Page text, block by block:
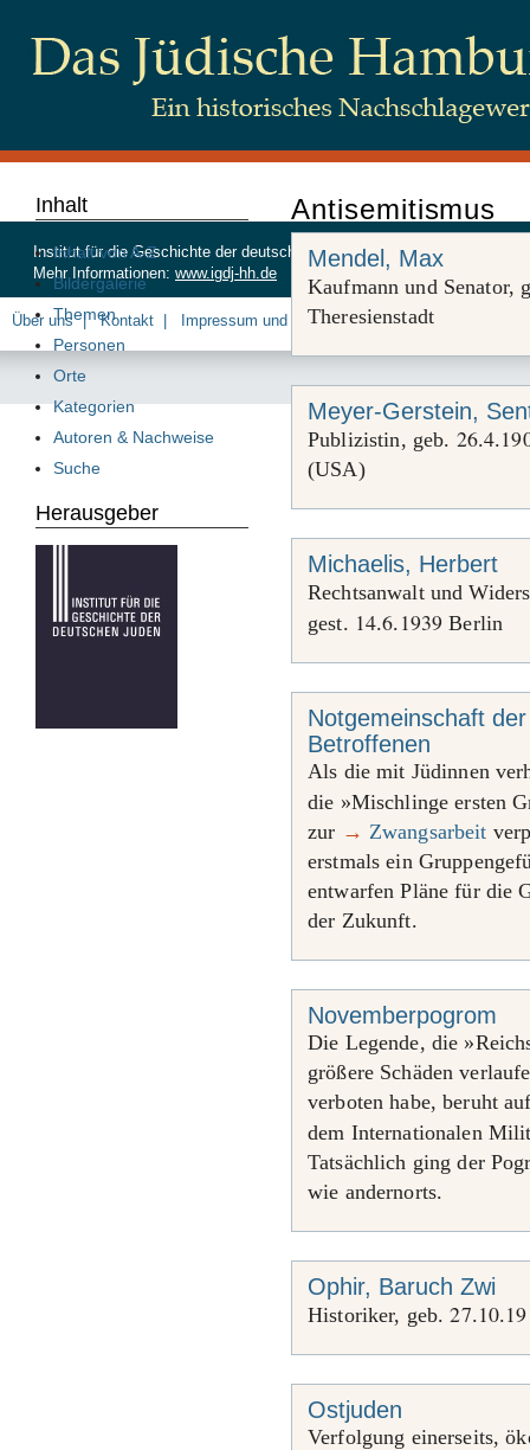
Antisemitismus
Mendel, Max
Kaufmann und Senator,
Theresienstadt
Meyer-Gerstein,
Publizistin, geb. 26.4.
(USA)
Michaelis, Herbert
Rechtsanwalt und
gest. 14.6. 1939 Berlin
Notgemeinschaft
Betroffenen
Als die mit Jüdinnen
die »Mischlinge ersten
zur → Zwangsarbeit
erstmals ein
entwarfen Pläne für die
der Zukunft.
Novemberpogrom
Die Legende, die
größere Schäden
verboten habe, beruht
dem Internationalen
Tatsächlich ging der
wie andernorts.
Ophir, Baruch Zwi
Historiker, geb.27.10.
Ostjuden
Verfolgung einerseits,
Inhalt
Inhalt von A-Z
Bildergalerie
Themen
Personen
Orte
Kategorien
Autoren & Nachweise
Suche
Herausgeber
Institut für die Geschichte der deutschen Juden, Beim Schlump 83,
Mehr Informationen: www.igdj-hh.de
Über uns Kontakt Impressum und Datenschutz